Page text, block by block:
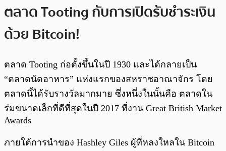
ตลาด Tooting กับการเปิดรับชำระเงิน
ด้วย Bitcoin!
ตลาด Tooting ก่อตั้งขึ้นในปี 1930 และได้กลายเป็น
“ตลาดนัดอาหาร” แห่งแรกของสหราชอาณาจักร โดย
ตลาดนี้ได้รับรางวัลมากมาย ซึ่งหนึ่งในนั้นคือ ตลาดใน
ร่มขนาดเล็กที่ดีที่สุดในปี 2017 ที่งาน Great British Market
Awards
ภายใต้การนำของ Hashley Giles ผู้ที่หลงใหลใน Bitcoin